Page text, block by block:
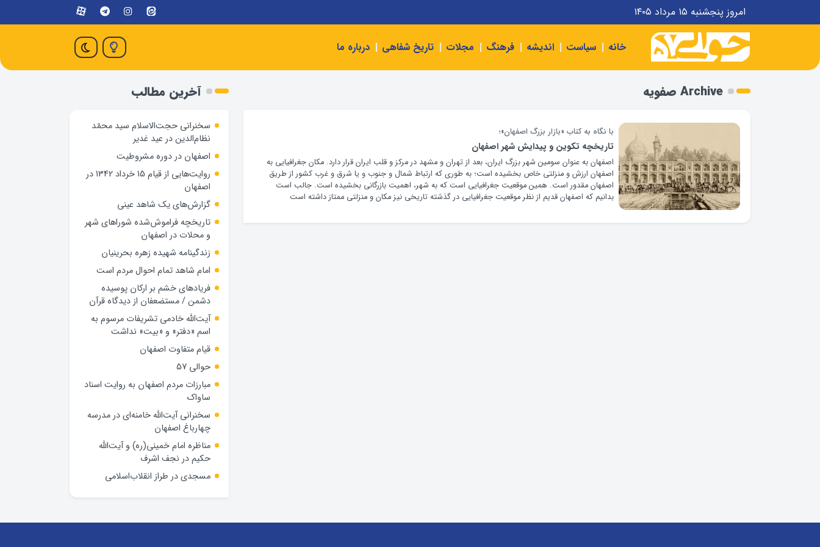
امروز پنجشنبه ۱۵ مرداد ۱۴۰۵
خانه سیاست اندیشه فرهنگ مجلات تاریخ شفاهی درباره ما
Archive صفویه
با نگاه به کتاب «بازار بزرگ اصفهان»؛
تاریخچه تکوین و پیدایش شهر اصفهان
اصفهان به عنوان سومین شهر بزرگ ایران، بعد از تهران و مشهد در مرکز و قلب ایران قرار دارد. مکان جغرافیایی به
اصفهان ارزش و منزلتی خاص بخشیده است؛ به طوری که ارتباط شمال و جنوب و یا شرق و غرب کشور از طریق
اصفهان مقدور است. همین موقعیت جغرافیایی است که به شهر، اهمیت بازرگانی بخشیده است. جالب است
بدانیم که اصفهان قدیم از نظر موقعیت جغرافیایی در گذشته تاریخی نیز مکان و منزلتی ممتاز داشته است
آخرین مطالب
سخنرانی حجت‌الاسلام سید محمّد
نظام‌الدین در عید غدیر
اصفهان در دوره مشروطیت
روایت‌هایی از قیام 15 خرداد 1342 در
اصفهان
گزارش‌های یک شاهد عینی
تاریخچه فراموش‌شده شوراهای شهر
و محلات در اصفهان
زندگینامه شهيده زهره بحرينيان
امام شاهد تمام احوال مردم است
فریادهای خشم بر ارکان پوسیده
دشمن / مستضعفان از دیدگاه قرآن
آیت‌الله خادمی تشریفات مرسوم به
اسم «دفتر» و «بیت» نداشت
قیام متفاوت اصفهان
حوالی 57
مبارزات مردم اصفهان به روایت اسناد
ساواک
سخنرانی آیت‌الله خامنه‌ای در مدرسه
چهارباغ اصفهان
مناظره امام خمینی(ره) و آیت‌الله
حکیم در نجف اشرف
مسجدی در طراز انقلاب‌اسلامی